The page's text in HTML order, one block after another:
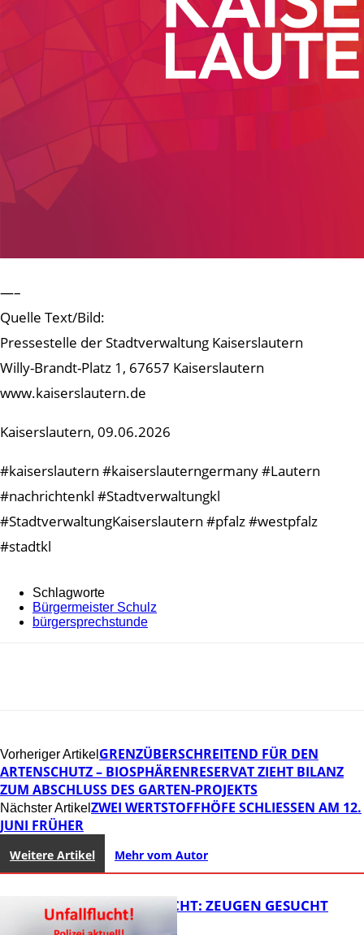
—–
Quelle Text/Bild:
Pressestelle der Stadtverwaltung Kaiserslautern
Willy-Brandt-Platz 1, 67657 Kaiserslautern
www.kaiserslautern.de
Kaiserslautern, 09.06.2026
#kaiserslautern #kaiserslauterngermany #Lautern
#nachrichtenkl #Stadtverwaltungkl
#StadtverwaltungKaiserslautern #pfalz #westpfalz
#stadtkl
Schlagworte
Bürgermeister Schulz
bürgersprechstunde
Vorheriger Artikel GRENZÜBERSCHREITEND FÜR DEN
ARTENSCHUTZ – BIOSPHÄRENRESERVAT ZIEHT BILANZ
ZUM ABSCHLUSS DES GARTEN-PROJEKTS
Nächster Artikel ZWEI WERTSTOFFHÖFE SCHLIESSEN AM 12. J
UNI FRÜHER
Weitere Artikel Mehr vom Autor
UNFALLFLUCHT: ZEUGEN GESUCHT